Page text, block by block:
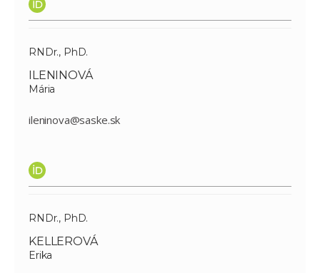
RNDr., PhD.
ILENINOVÁ
Mária
ileninova@saske.sk
RNDr., PhD.
KELLEROVÁ
Erika